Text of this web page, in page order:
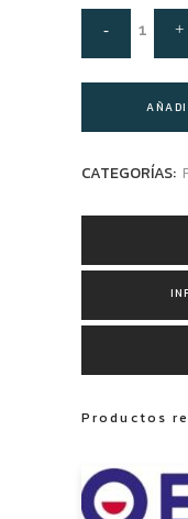
CATEGORÍAS:
Productos